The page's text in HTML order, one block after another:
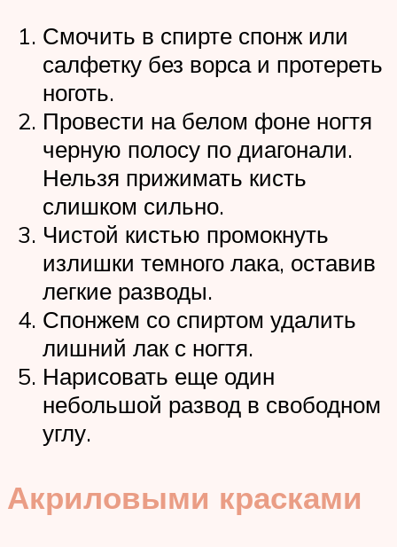
Смочить в спирте спонж или
салфетку без ворса и протереть
ноготь.
Провести на белом фоне ногтя
черную полосу по диагонали.
Нельзя прижимать кисть
слишком сильно.
Чистой кистью промокнуть
излишки темного лака, оставив
легкие разводы.
Спонжем со спиртом удалить
лишний лак с ногтя.
Нарисовать еще один
небольшой развод в свободном
углу.
Акриловыми красками